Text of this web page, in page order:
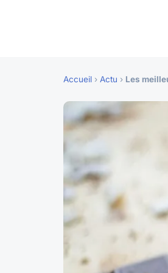
Accueil › Actu › Les